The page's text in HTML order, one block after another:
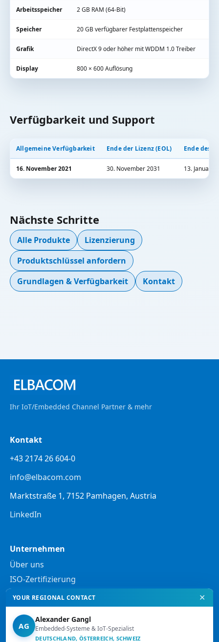
Arbeitsspeicher 2 GB RAM (64-Bit)
Speicher 20 GB verfügbarer Festplattenspeicher
Grafik DirectX 9 oder höher mit WDDM 1.0 Treiber
Display 800 × 600 Auflösung
Verfügbarkeit und Support
Allgemeine Verfügbarkeit Ende der Lizenz (EOL) Ende des
16. November 2021 30. November 2031 13. Januar
Nächste Schritte
Alle Produkte
Lizenzierung
Produktschlüssel anfordern
Grundlagen & Verfügbarkeit
Kontakt
Ihr IoT/Embedded Channel Partner & mehr
Kontakt
+43 2174 26 604-0
info@elbacom.com
Marktstraße 1, 7152 Pamhagen, Austria
LinkedIn
Unternehmen
Über uns
ISO-Zertifizierung
Rechtliches
Datenschutzerklärung
YOUR REGIONAL CONTACT ✕
AG
Alexander Gangl
Embedded-Systeme & IoT-Spezialist
DEUTSCHLAND, ÖSTERREICH, SCHWEIZ